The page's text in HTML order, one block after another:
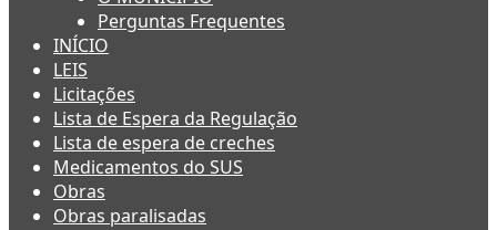
Perguntas Frequentes
INÍCIO
LEIS
Licitações
Lista de Espera da Regulação
Lista de espera de creches
Medicamentos do SUS
Obras
Obras paralisadas